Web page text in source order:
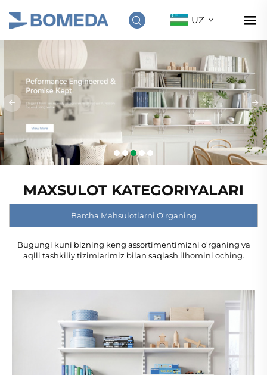
UZ
MAXSULOT KATEGORIYALARI
Barcha Mahsulotlarni O'rganing
Bugungi kuni bizning keng assortimentimizni o'rganing va
aqlli tashkiliy tizimlarimiz bilan saqlash ilhomini oching.